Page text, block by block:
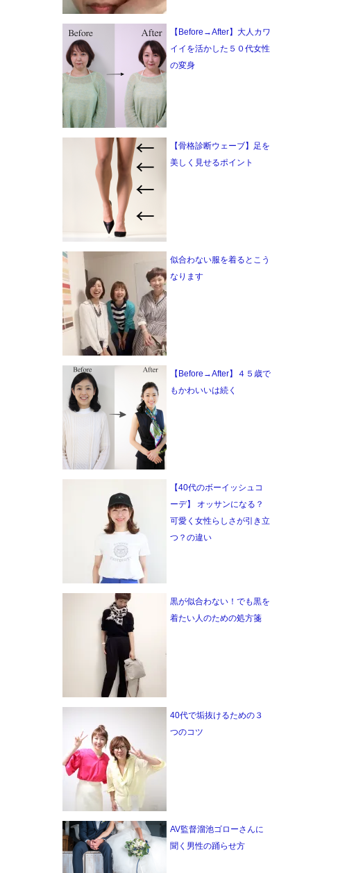
【Before→After】大人カワ
イイを活かした５０代女性
の変身
【骨格診断ウェーブ】足を
美しく見せるポイント
似合わない服を着るとこう
なります
【Before→After】４５歳で
もかわいいは続く
【40代のボーイッシュコ
ーデ】 オッサンになる？
可愛く女性らしさが引き立
つ？の違い
黒が似合わない！でも黒を
着たい人のための処方箋
40代で垢抜けるための３
つのコツ
AV監督溜池ゴローさんに
聞く男性の踊らせ方